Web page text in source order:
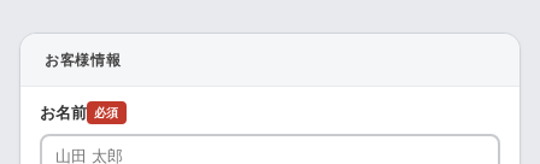
お客様情報
お名前 必須